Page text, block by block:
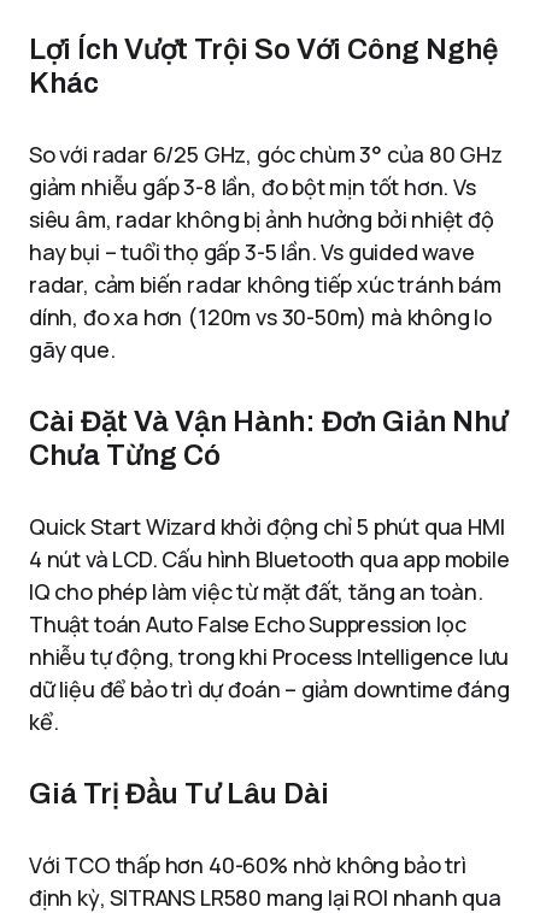
Lợi Ích Vượt Trội So Với Công Nghệ
Khác
So với radar 6/25 GHz, góc chùm 3° của 80 GHz
giảm nhiễu gấp 3-8 lần, đo bột mịn tốt hơn. Vs
siêu âm, radar không bị ảnh hưởng bởi nhiệt độ
hay bụi – tuổi thọ gấp 3-5 lần. Vs guided wave
radar, cảm biến radar không tiếp xúc tránh bám
dính, đo xa hơn (120m vs 30-50m) mà không lo
gãy que.
Cài Đặt Và Vận Hành: Đơn Giản Như
Chưa Từng Có
Quick Start Wizard khởi động chỉ 5 phút qua HMI
4 nút và LCD. Cấu hình Bluetooth qua app mobile
IQ cho phép làm việc từ mặt đất, tăng an toàn.
Thuật toán Auto False Echo Suppression lọc
nhiễu tự động, trong khi Process Intelligence lưu
dữ liệu để bảo trì dự đoán – giảm downtime đáng
kể.
Giá Trị Đầu Tư Lâu Dài
Với TCO thấp hơn 40-60% nhờ không bảo trì
định kỳ, SITRANS LR580 mang lại ROI nhanh qua